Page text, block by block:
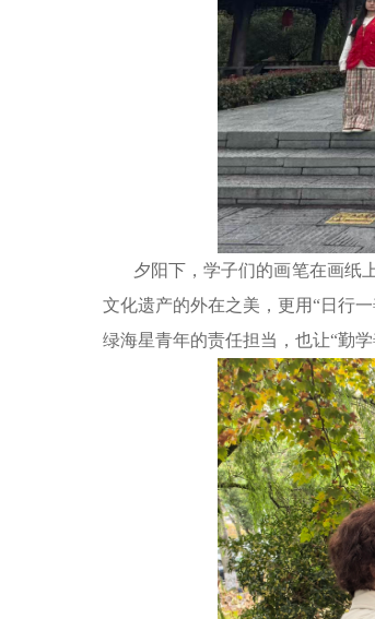
夕阳下，学子们的画笔在画纸上
文化遗产的外在之美，更用“日行
绿海星青年的责任担当，也让“勤